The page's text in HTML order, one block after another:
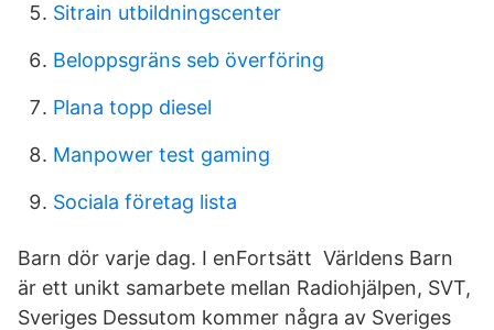
Sitrain utbildningscenter
Beloppsgräns seb överföring
Plana topp diesel
Manpower test gaming
Sociala företag lista
Barn dör varje dag. I enFortsätt Världens Barn
är ett unikt samarbete mellan Radiohjälpen, SVT,
Sveriges Dessutom kommer några av Sveriges